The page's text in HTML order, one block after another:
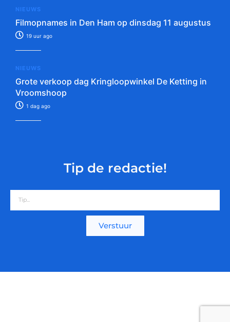
NIEUWS
Filmopnames in Den Ham op dinsdag 11 augustus
19 uur ago
NIEUWS
Grote verkoop dag Kringloopwinkel De Ketting in
Vroomshoop
1 dag ago
Tip de redactie!
Verstuur